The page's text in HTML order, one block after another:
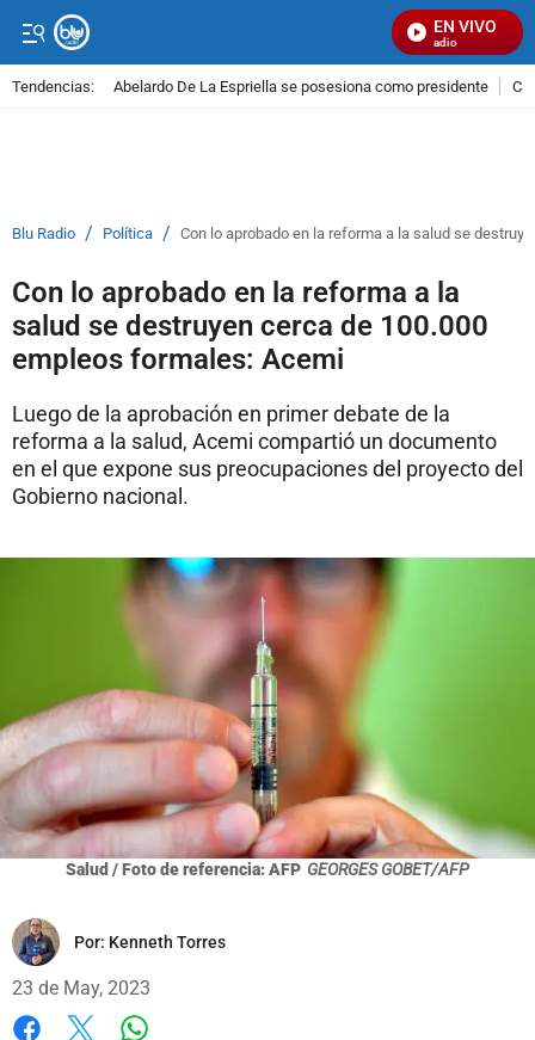
EN VIVO
Señal Visual Radio
Tendencias: Abelardo De La Espriella se posesiona como presidente
Blu Radio / Política / Con lo aprobado en la reforma a la salud se
Con lo aprobado en la reforma a la
salud se destruyen cerca de 100.000
empleos formales: Acemi
Luego de la aprobación en primer debate de la
reforma a la salud, Acemi compartió un documento
en el que expone sus preocupaciones del proyecto del
Gobierno nacional.
Salud / Foto de referencia: AFP GEORGES GOBET/AFP
Por: Kenneth Torres
23 de May, 2023